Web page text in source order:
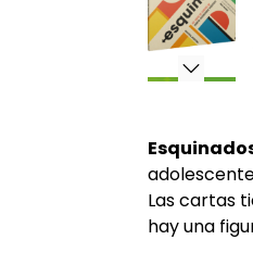
Las cartas
hay una